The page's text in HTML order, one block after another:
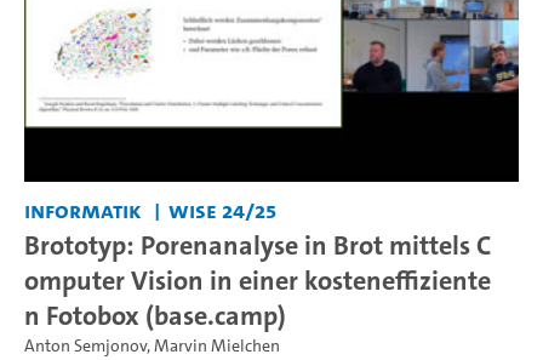
Informatik WiSe 24/25
Brototyp: Porenanalyse in Brot mittels C
omputer Vision in einer kosteneffiziente
n Fotobox (base.camp)
Anton Semjonov,Marvin Mielchen